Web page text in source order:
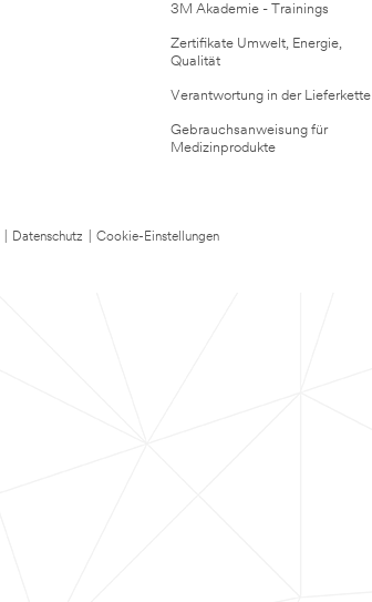
3M Akademie - Trainings
Zertifikate Umwelt, Energie,
Qualität
Verantwortung in der Lieferkette
Gebrauchsanweisung für
Medizinprodukte
Datenschutz
Cookie-Einstellungen